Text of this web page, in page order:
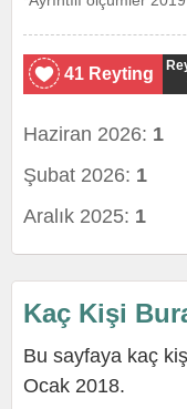
41 Reyting
Haziran 2026: 1
Şubat 2026: 1
Aralık 2025: 1
Kaç Kişi
Bu sayfaya kaç
Ocak 2018.